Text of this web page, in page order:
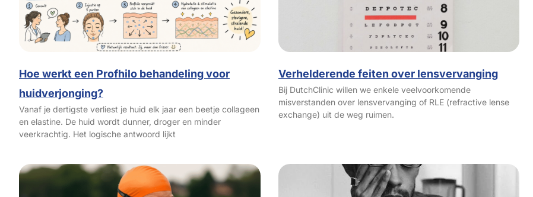
Hoe werkt een Profhilo behandeling voor
huidverjonging?
Vanaf je dertigste verliest je huid elk jaar een beetje collageen
en elastine. De huid wordt dunner, droger en minder
veerkrachtig. Het logische antwoord lijkt
Verhelderende feiten over lensvervanging
Bij DutchClinic willen we enkele veelvoorkomende
misverstanden over lensvervanging of RLE (refractive lense
exchange) uit de weg ruimen.